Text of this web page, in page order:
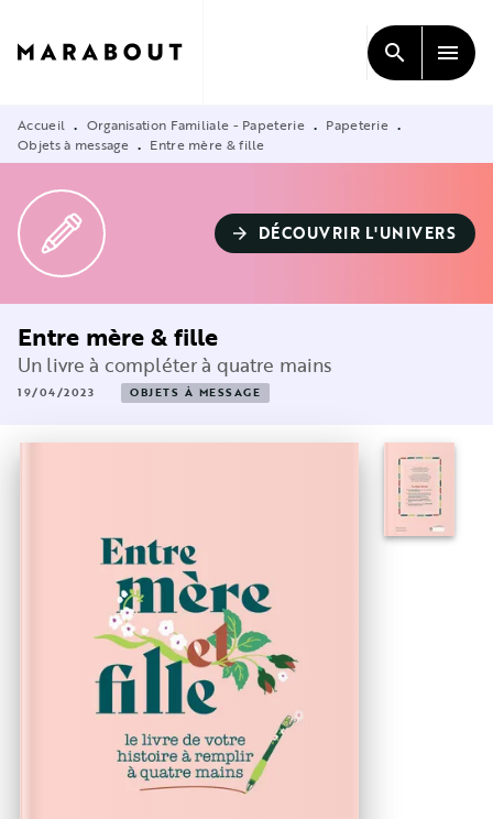
CONTENU
search menu
Accueil • Organisation Familiale - Papeterie • Papeterie •
Objets à message • Entre mère & fille
arrow_forward DÉCOUVRIR L'UNIVERS
Entre mère & fille
Un livre à compléter à quatre mains
19/04/2023 OBJETS À MESSAGE